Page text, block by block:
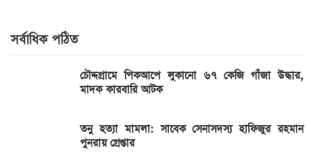
সর্বাধিক পঠিত
চৌদ্দগ্রামে পিকআপে লুকানো ৬৭ কেজি গাঁজা উদ্ধার,
মাদক কারবারি আটক
তনু হত্যা মামলা: সাবেক সেনাসদস্য হাফিজুর রহমান
পুনরায় গ্রেপ্তার